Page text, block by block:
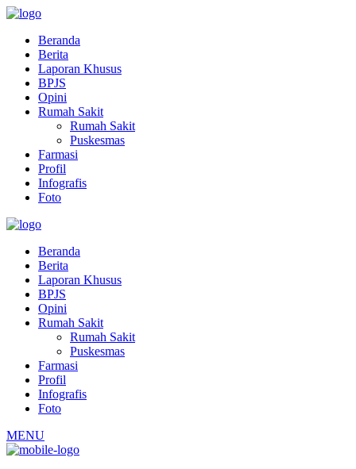
Beranda
Berita
Laporan Khusus
BPJS
Opini
Rumah Sakit
Rumah Sakit
Puskesmas
Farmasi
Profil
Infografis
Foto
Beranda
Berita
Laporan Khusus
BPJS
Opini
Rumah Sakit
Rumah Sakit
Puskesmas
Farmasi
Profil
Infografis
Foto
MENU